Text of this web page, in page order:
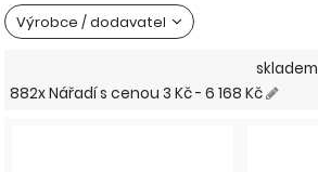
Výrobce / dodavatel
skladem
882x Nářadís cenou3 Kč - 6 168 Kč